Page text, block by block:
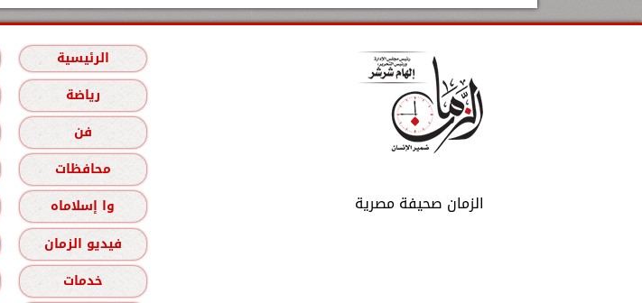
الزمان صحيفة مصرية
الرئيسية
رياضة
فن
محافظات
وا إسلاماه
فيديو الزمان
خدمات